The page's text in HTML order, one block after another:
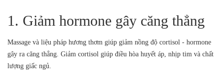
1. Giảm hormone gây căng thẳng
Massage và liệu pháp hương thơm giúp giảm nồng độ cortisol - hormone
gây ra căng thẳng. Giảm cortisol giúp điều hòa huyết áp, nhịp tim và chất
lượng giấc ngủ.